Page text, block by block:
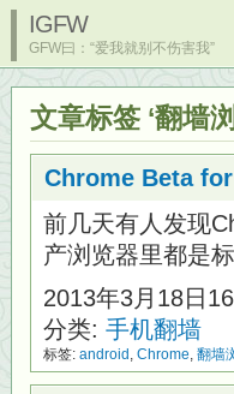
IGFW
GFW曰：“爱我就别不伤害我”
文章标签 ‘翻墙
Chrome Beta
前几天有人发现
产浏览器里都是
2013年3月18日
分类: 手机翻墙
标签: android , Chrome, 翻墙